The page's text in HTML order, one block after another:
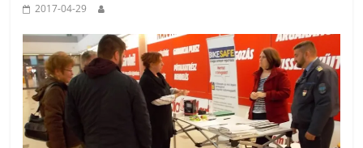
2017-04-29